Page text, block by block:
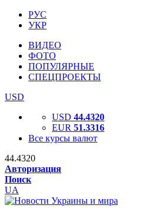
РУС
УКР
ВИДЕО
ФОТО
ПОПУЛЯРНЫЕ
СПЕЦПРОЕКТЫ
USD
USD 44.4320
EUR 51.3316
Все курсы валют
44.4320
Авторизация
Поиск
UA